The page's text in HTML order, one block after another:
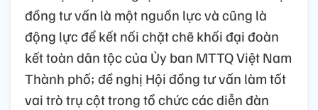
đồng tư vấn là một nguồn lực và cũng là
động lực để kết nối chặt chẽ khối đại đoàn
kết toàn dân tộc của Ủy ban MTTQ Việt Nam
Thành phố; đề nghị Hội đồng tư vấn làm tốt
vai trò trụ cột trong tổ chức các diễn đàn